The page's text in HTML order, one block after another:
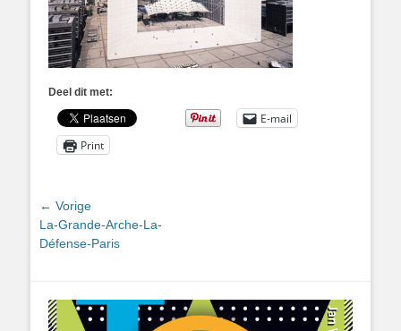
Deel dit met:
E-mail
Print
Bericht
navigatie
← Vorige
Vorig
bericht:
La-Grande-Arche-La-
Défense-Paris